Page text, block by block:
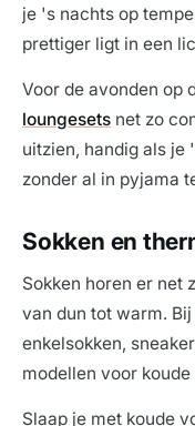
je 's nachts op
prettiger ligt in een
Voor de avonden op
loungesets net zo
uitzien, handig als je
zonder al in pyjama
Sokken en
Sokken horen er net
van dun tot warm. Bij
enkelsokken,
modellen voor koude
Slaap je met koude